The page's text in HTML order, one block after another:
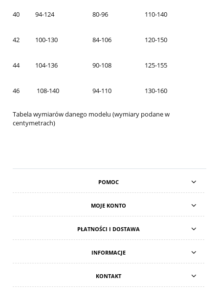
40 94-124 80-96 110-140
42 100-130 84-106 120-150
44 104-136 90-108 125-155
46 108-140 94-110 130-160
Tabela wymiarów danego modelu (wymiary podane w
centymetrach)
POMOC
MOJE KONTO
PŁATNOŚCI I DOSTAWA
INFORMACJE
KONTAKT